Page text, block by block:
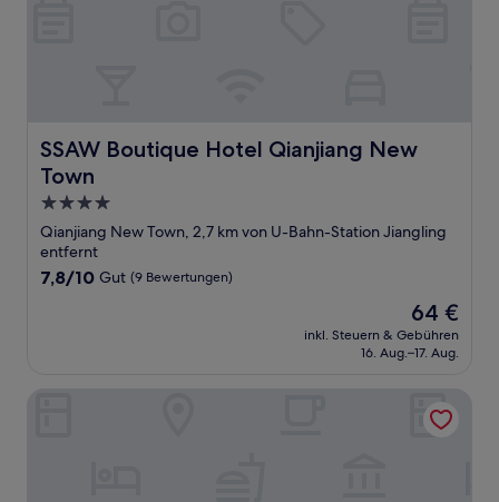
SSAW Boutique Hotel Qianjiang New
Town
SSAW Boutique Hotel Qianjiang New Town
4.0-
Sterne-
Unterkunft
Qianjiang New Town, 2,7 km von U-Bahn-Station Jiangling
entfernt
7.8
7,8/10 Gut (9 Bewertungen)
Der
Preis
beträgt
64 €
inkl. Steuern & Gebühren
16. Aug.–17. Aug.